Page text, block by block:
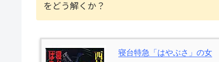
をどう解くか？
寝台特急「はやぶさ」の女